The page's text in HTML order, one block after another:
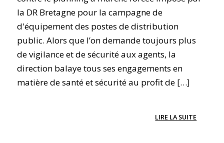
la DR Bretagne pour la campagne de
d'équipement des postes de distribution
public. Alors que l’on demande toujours plus
de vigilance et de sécurité aux agents, la
direction balaye tous ses engagements en
matière de santé et sécurité au profit de […]
LIRE LA SUITE